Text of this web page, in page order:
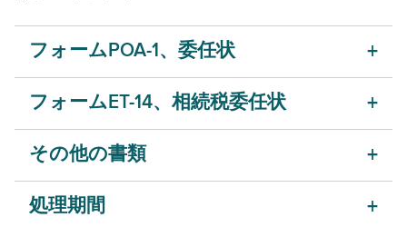
フォームPOA-1、委任状
フォームET-14、相続税委任状
その他の書類
処理期間